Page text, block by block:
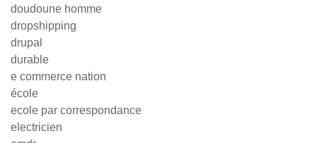
doudoune homme
dropshipping
drupal
durable
e commerce nation
école
ecole par correspondance
electricien